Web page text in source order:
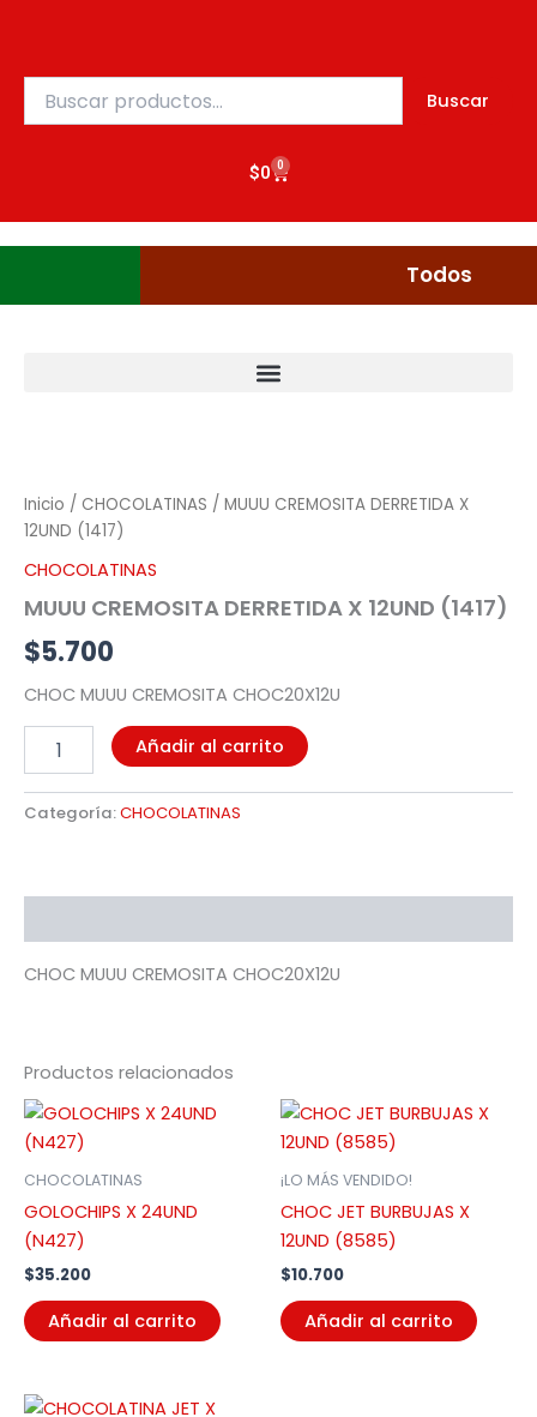
contenido
por:
Buscar
$0 0
Cart
Todos
Inicio / CHOCOLATINAS / MUUU CREMOSITA DERRETIDA X
12UND (1417)
CHOCOLATINAS
MUUU CREMOSITA DERRETIDA X 12UND (1417)
$5.700
CHOC MUUU CREMOSITA CHOC20X12U
DERRETIDA
X
12UND
(1417)
cantidad
Añadir al carrito
Categoría:CHOCOLATINAS
CHOC MUUU CREMOSITA CHOC20X12U
Productos relacionados
CHOCOLATINAS
GOLOCHIPS X 24UND
(N427)
$35.200
Añadir al carrito
¡LO MÁS VENDIDO!
CHOC JET BURBUJAS X
12UND (8585)
$10.700
Añadir al carrito
cantidad